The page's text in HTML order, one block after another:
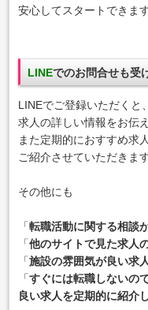
安心してスタートできま
LINEでのお問合せも受
LINEでご登録いただくと
求人の詳しい情報をお伝
また定期的におすすめ求
ご紹介させていただきます
その他にも
「転職活動に関する相談
「他のサイトで見た求人
「施設の雰囲気が良い求
「すぐには転職しないので
良い求人を定期的に紹介